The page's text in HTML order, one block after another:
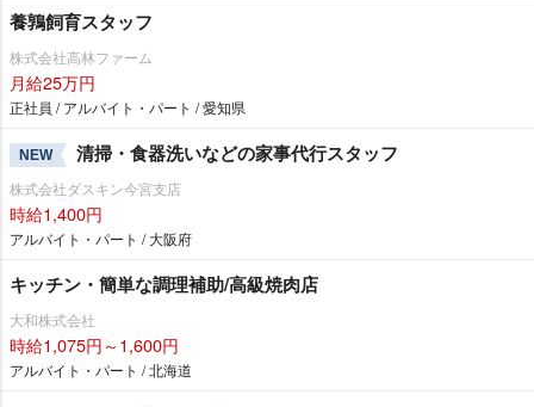
養鶉飼育スタッフ
株式会社高林ファーム
月給25万円
正社員 / アルバイト・パート / 愛知県
NEW 清掃・食器洗いなどの家事代行スタッフ
株式会社ダスキン今宮支店
時給1,400円
アルバイト・パート / 大阪府
キッチン・簡単な調理補助/高級焼肉店
大和株式会社
時給1,075円～1,600円
アルバイト・パート / 北海道